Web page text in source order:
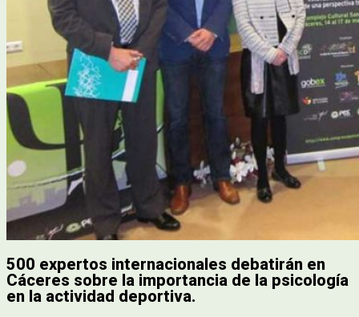
500 expertos internacionales debatirán en
Cáceres sobre la importancia de la psicología
en la actividad deportiva.